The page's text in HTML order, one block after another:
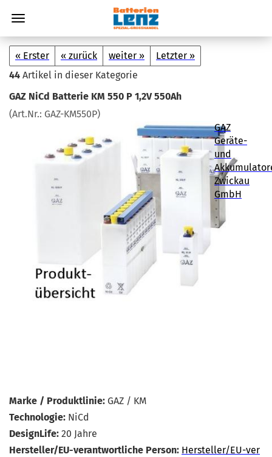
« Erster « zurück weiter »
Letzter »
44 Artikel in dieser Kategorie
GAZ NiCd Bat­te­rie KM 550 P 1,2V 550Ah
(Art.Nr.: GAZ-​KM550P)
GAZ
Geräte-
und
Zwickau
GmbH
Marke / Produktlinie: GAZ / KM
Technologie: NiCd
DesignLife: 20 Jahre
Hersteller/EU-verantwortliche Person: Hersteller/EU-ver